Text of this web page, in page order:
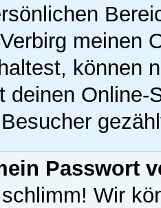
meinen
können
deinen
Passwort
Wir